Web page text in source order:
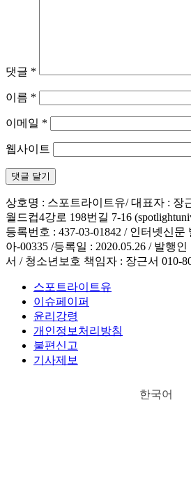
댓글 *
이름 *
이메일 *
웹사이트
상호명 : 스포트라이트유/ 대표자 : 장
월드컵4강로 198번길 7-16
등록번호 : 437-03-01842 / 인터넷신
아-00335 /등록일 : 2020.05.26 / 발행
서 / 청소년보호 책임자 : 장근서 010-
스포트라이트유
이슈페이퍼
윤리강령
개인정보처리방침
불편신고
기사제보
한국어